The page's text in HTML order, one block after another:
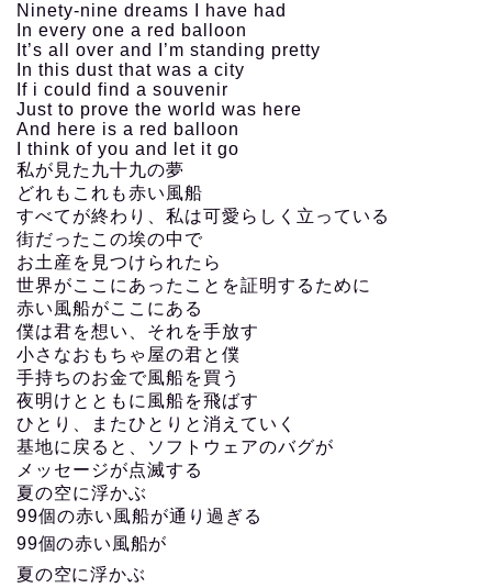
Ninety-nine dreams I have had
In every one a red balloon
It’s all over and I’m standing pretty
In this dust that was a city
If i could find a souvenir
Just to prove the world was here
And here is a red balloon
I think of you and let it go
私が見た九十九の夢
どれもこれも赤い風船
すべてが終わり、私は可愛らしく立っている
街だったこの埃の中で
お土産を見つけられたら
世界がここにあったことを証明するために
赤い風船がここにある
僕は君を想い、それを手放す
小さなおもちゃ屋の君と僕
手持ちのお金で風船を買う
夜明けとともに風船を飛ばす
ひとり、またひとりと消えていく
基地に戻ると、ソフトウェアのバグが
メッセージが点滅する
夏の空に浮かぶ
99個の赤い風船が通り過ぎる
99個の赤い風船が
夏の空に浮かぶ